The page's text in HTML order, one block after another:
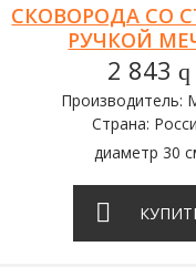
СКОВОРОДА СО
РУЧКОЙ
2 843q
Производитель:
Страна:
диаметр 30